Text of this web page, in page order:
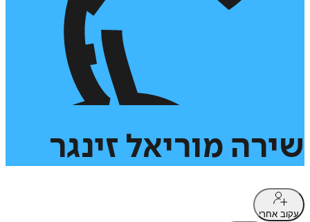
שירה מוריאל זינגר
עקוב אחרי